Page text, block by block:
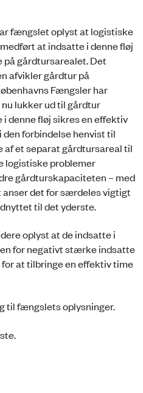
fængslet oplyst at logistiske
at indsatte i denne fløj
gårdtursarealet. Det
afvikler gårdtur på
Fængsler har
lukker ud til gårdtur
denne fløj sikres en effektiv
forbindelse henvist til
et separat gårdtursareal til
logistiske problemer
gårdturskapaciteten – med
det for særdeles vigtigt
til det yderste.
oplyst at de indsatte i
for negativt stærke indsatte
for at tilbringe en effektiv time
til fængslets oplysninger.